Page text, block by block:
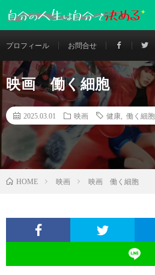
プロフィール お問合せ
映画 働く細胞
2025.03.01 映画 健康 働く細胞
HOME 映画 映画 働く細胞